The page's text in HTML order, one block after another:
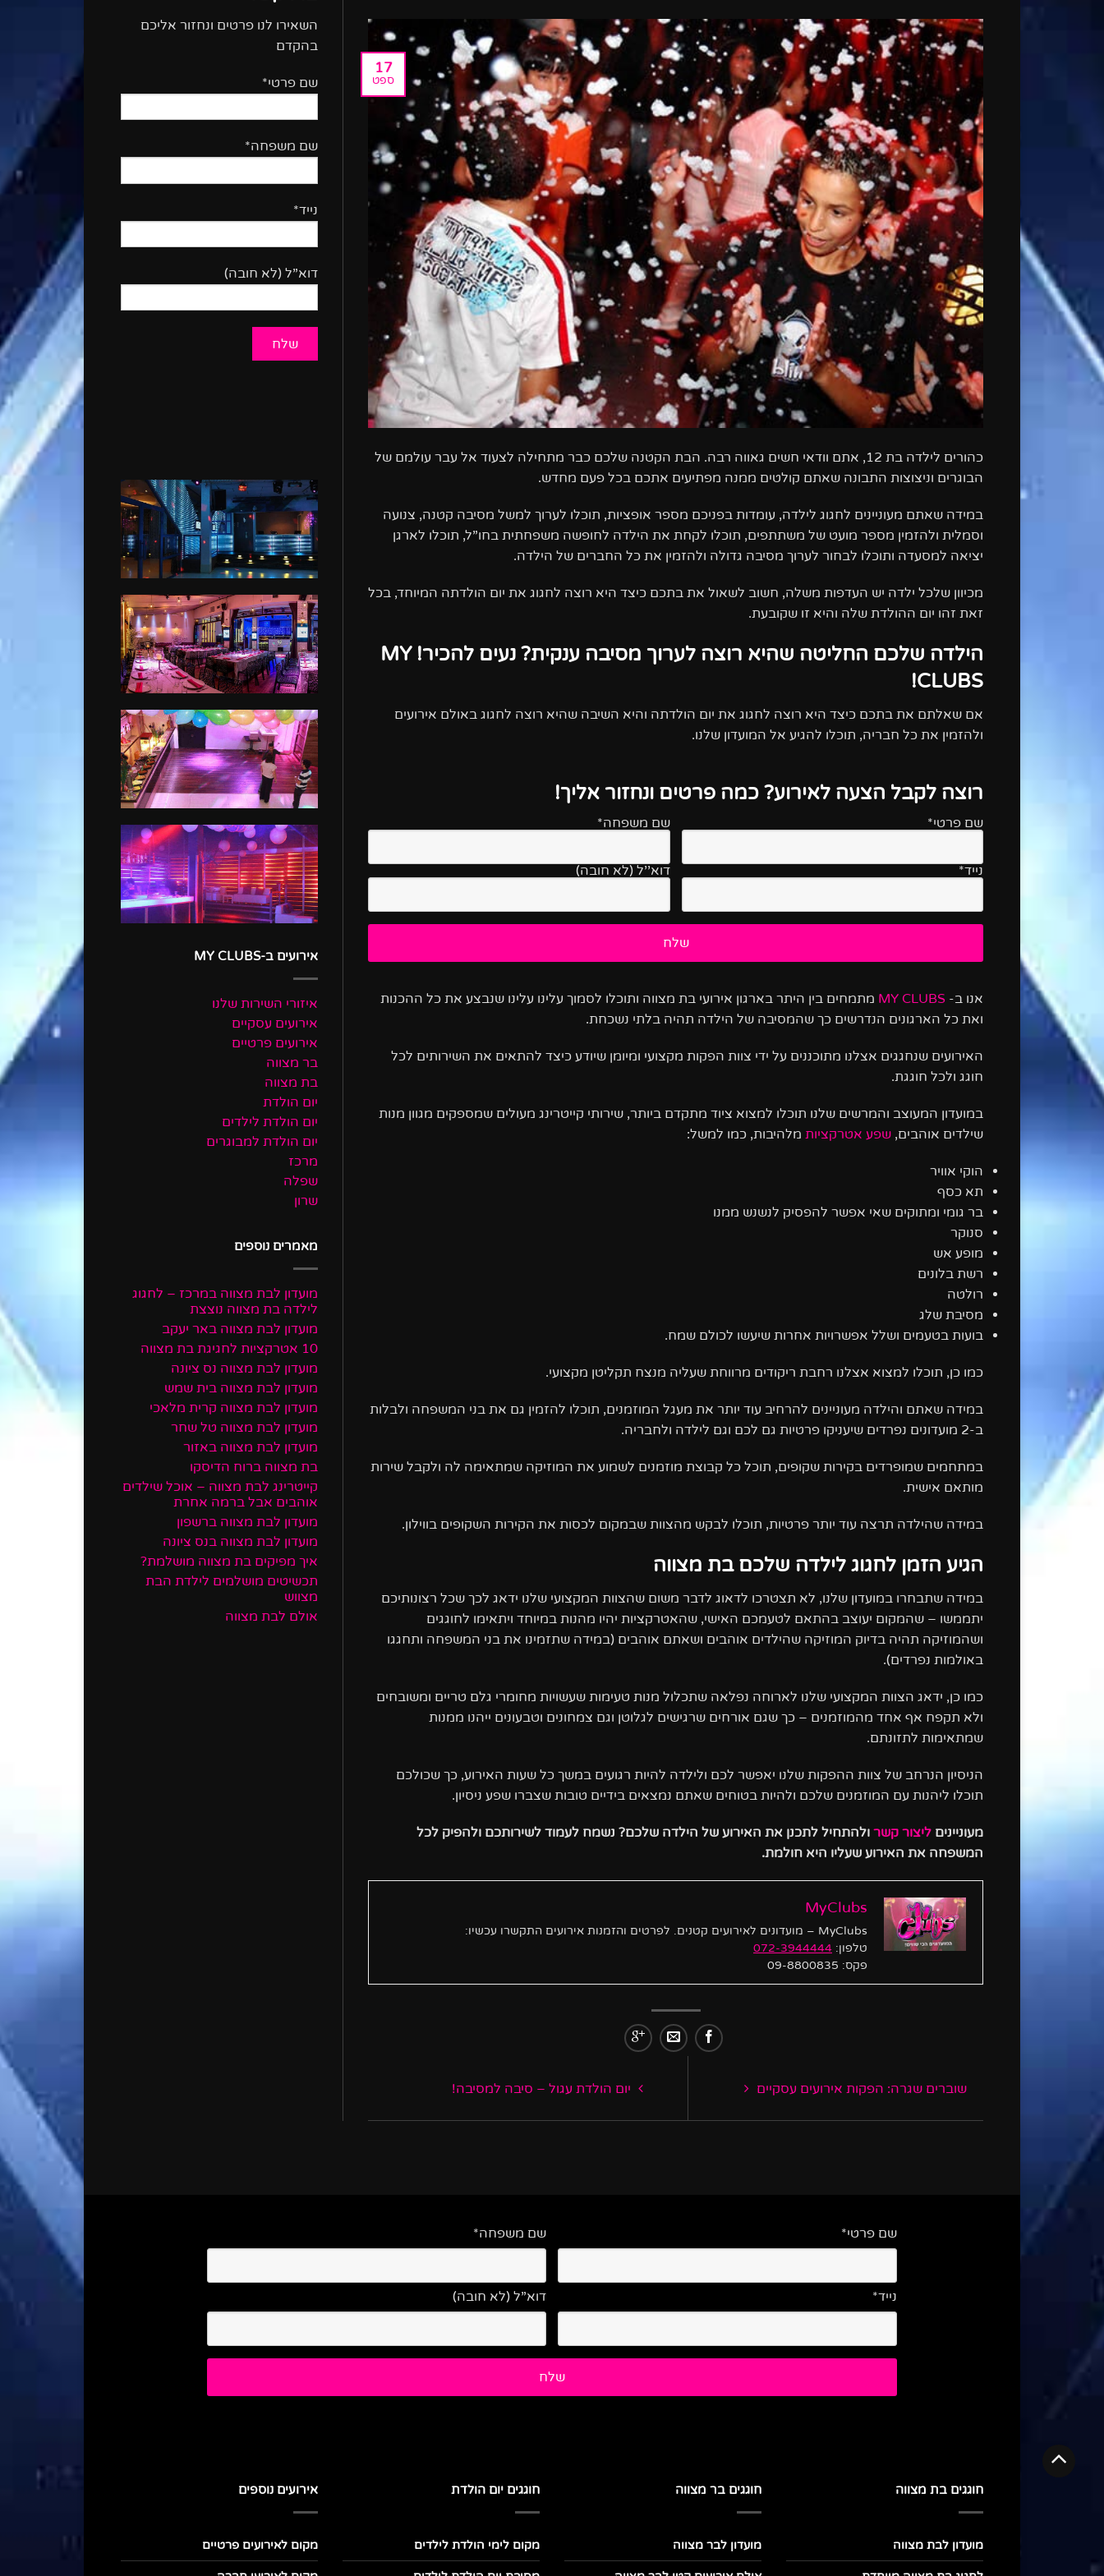
17
ספט
כהורים לילדה בת 12, אתם וודאי חשים גאווה רבה. הבת הקטנה שלכם כבר מתחילה לצעוד אל עבר עולמם של
הבוגרים וניצוצות התבונה שאתם קולטים ממנה מפתיעים אתכם בכל פעם מחדש.
במידה שאתם מעוניינים לחגוג לילדה, עומדות בפניכם מספר אופציות, תוכלו לערוך למשל מסיבה קטנה, צנועה
וסמלית ולהזמין מספר מועט של משתתפים, תוכלו לקחת את הילדה לחופשה משפחתית בחו”ל, תוכלו לארגן
יציאה למסעדה ותוכלו לבחור לערוך מסיבה גדולה ולהזמין את כל החברים של הילדה.
מכיוון שלכל ילדה יש העדפות משלה, חשוב לשאול את בתכם כיצד היא רוצה לחגוג את יום הולדתה המיוחד, בכל
זאת זהו יום ההולדת שלה והיא זו שקובעת.
הילדה שלכם החליטה שהיא רוצה לערוך מסיבה ענקית? נעים להכיר! MY
CLUBS!
אם שאלתם את בתכם כיצד היא רוצה לחגוג את יום הולדתה והיא השיבה שהיא רוצה לחגוג באולם אירועים
ולהזמין את כל חבריה, תוכלו להגיע אל המועדון שלנו.
רוצה לקבל הצעה לאירוע? כמה פרטים ונחזור אליך!
שם פרטי* שם משפחה*
נייד* דוא''ל (לא חובה)
אנו ב- MY CLUBS מתמחים בין היתר בארגון אירועי בת מצווה ותוכלו לסמוך עלינו עלינו שנבצע את כל ההכנות
ואת כל הארגונים הנדרשים כך שהמסיבה של הילדה תהיה בלתי נשכחת.
האירועים שנחגגים אצלנו מתוכננים על ידי צוות הפקות מקצועי ומיומן שיודע כיצד להתאים את השירותים לכל
חוגג ולכל חוגגת.
במועדון המעוצב והמרשים שלנו תוכלו למצוא ציוד מתקדם ביותר, שירותי קייטרינג מעולים שמספקים מגוון מנות
שילדים אוהבים, שפע אטרקציות מלהיבות, כמו למשל:
הוקי אוויר
תא כסף
בר גומי ומתוקים שאי אפשר להפסיק לנשנש ממנו
סנוקר
מופע אש
רשת בלונים
רולטה
מסיבת שלג
בועות בטעמים ושלל אפשרויות אחרות שיעשו לכולם שמח.
כמו כן, תוכלו למצוא אצלנו רחבת ריקודים מרווחת שעליה מנצח תקליטן מקצועי.
במידה שאתם והילדה מעוניינים להרחיב עוד יותר את מעגל המוזמנים, תוכלו להזמין גם את בני המשפחה ולבלות
ב-2 מועדונים נפרדים שיעניקו פרטיות גם לכם וגם לילדה ולחבריה.
במתחמים שמופרדים בקירות שקופים, תוכל כל קבוצת מוזמנים לשמוע את המוזיקה שמתאימה לה ולקבל שירות
מותאם אישית.
במידה שהילדה תרצה עוד יותר פרטיות, תוכלו לבקש מהצוות שבמקום לכסות את הקירות השקופים בווילון.
הגיע הזמן לחגוג לילדה שלכם בת מצווה
במידה שתבחרו במועדון שלנו, לא תצטרכו לדאוג לדבר משום שהצוות המקצועי שלנו ידאג לכך שכל רצונותיכם
יתממשו – שהמקום יעוצב בהתאם לטעמכם האישי, שהאטרקציות יהיו מהנות במיוחד ויתאימו לחוגגים
ושהמוזיקה תהיה בדיוק המוזיקה שהילדים אוהבים ושאתם אוהבים (במידה שתזמינו את בני המשפחה ותחגגו
באולמות נפרדים).
כמו כן, ידאג הצוות המקצועי שלנו לארוחה נפלאה שתכלול מנות טעימות שעשויות מחומרי גלם טריים ומשובחים
ולא תקפח אף אחד מהמוזמנים – כך שגם אורחים שרגישים לגלוטן וגם צמחונים וטבעונים ייהנו ממנות
שמתאימות לתזונתם.
הניסיון הנרחב של צוות ההפקות שלנו יאפשר לכם ולילדה להיות רגועים במשך כל שעות האירוע, כך שכולכם
תוכלו ליהנות עם המוזמנים שלכם ולהיות בטוחים שאתם נמצאים בידיים טובות שצברו שפע ניסיון.
מעוניינים ליצור קשר ולהתחיל לתכנן את האירוע של הילדה שלכם? נשמח לעמוד לשירותכם ולהפיק לכל
המשפחה את האירוע שעליו היא חולמת.
MyClubs
MyClubs – מועדונים לאירועים קטנים. לפרטים והזמנות אירועים התקשרו עכשיו:
טלפון: 072-3944444
פקס: 09-8800835
יום הולדת עגול – סיבה למסיבה! שוברים שגרה: הפקות אירועים עסקיים
השאירו לנו פרטים ונחזור אליכם
בהקדם
שם פרטי*
שם משפחה*
נייד*
דוא”ל (לא חובה)
אירועים ב-MY CLUBS
איזורי השירות שלנו
אירועים עסקיים
אירועים פרטיים
בר מצווה
בת מצווה
יום הולדת
יום הולדת לילדים
יום הולדת למבוגרים
מרכז
שפלה
שרון
מאמרים נוספים
מועדון לבת מצווה במרכז – לחגוג
לילדה בת מצווה נוצצת
מועדון לבת מצווה באר יעקב
10 אטרקציות לחגיגת בת מצווה
מועדון לבת מצווה נס ציונה
מועדון לבת מצווה בית שמש
מועדון לבת מצווה קרית מלאכי
מועדון לבת מצווה טל שחר
מועדון לבת מצווה באזור
בת מצווה ברוח הדיסקו
קייטרינג לבת מצווה – אוכל שילדים
אוהבים אבל ברמה אחרת
מועדון לבת מצווה ברשפון
מועדון לבת מצווה בנס ציונה
איך מפיקים בת מצווה מושלמת?
תכשיטים מושלמים לילדת הבת
מצווש
אולם לבת מצווה
שם פרטי* שם משפחה*
נייד* דוא”ל (לא חובה)
אירועים נוספים
מקום לאירועים פרטיים
חוגגים יום הולדת
מקום לימי הולדת לילדים
חוגגים בר מצווה
מועדון לבר מצווה
חוגגים בת מצווה
מועדון לבת מצווה